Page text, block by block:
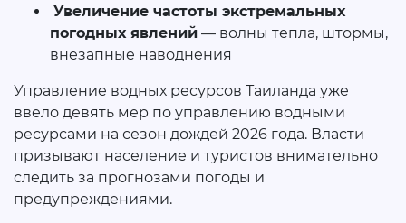
Увеличение частоты экстремальных
погодных явлений — волны тепла, штормы,
внезапные наводнения
Управление водных ресурсов Таиланда уже
ввело девять мер по управлению водными
ресурсами на сезон дождей 2026 года. Власти
призывают население и туристов внимательно
следить за прогнозами погоды и
предупреждениями.